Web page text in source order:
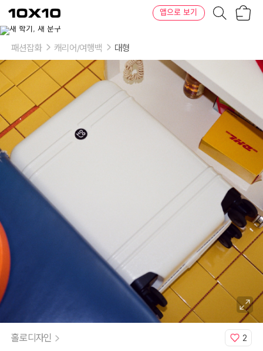
텐
바
텐
앱으로 보기
이
상
션
-
컬
우
화
이
트,
힐
어
핑
크,
패션잡화 캐리어/여행백 대형
홀로디자인 2